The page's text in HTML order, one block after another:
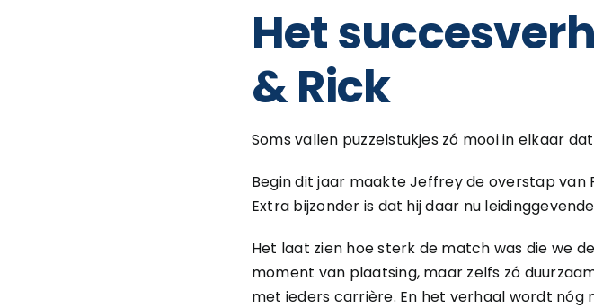
Het
& Rick
Soms vallen puzzelstukjes zó mooi in elkaar
Begin dit jaar maakte Jeffrey de overstap van
Extra bijzonder is dat hij daar nu
Het laat zien hoe sterk de match was die we
moment van plaatsing, maar zelfs zó
met ieders carrière. En het verhaal wordt nóg